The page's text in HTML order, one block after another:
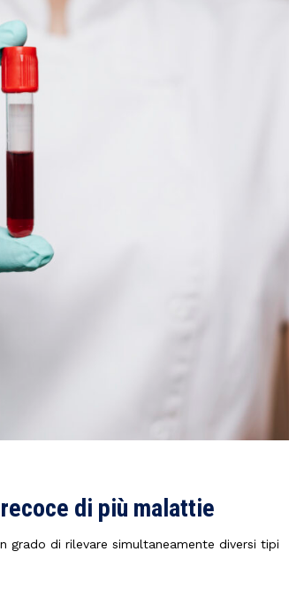
di più malattie
grado di rilevare simultaneamente diversi tipi